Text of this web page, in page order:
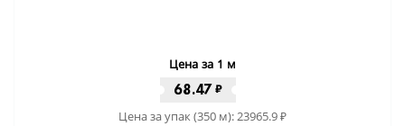
Цена за 1 м
68.47₽
Цена за упак (350 м):23965.9₽